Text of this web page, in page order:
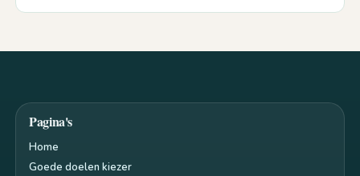
Pagina's
Home
Goede doelen kiezer